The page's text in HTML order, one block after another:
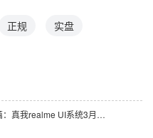
正规 实盘
真我realme UI系统3月更新，GT Neo 6 SE以上机型能否迎正规实盘配资级优化？